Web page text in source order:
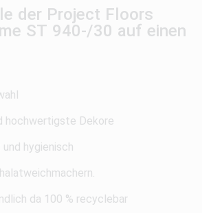
der Project Floors
ST 940-/30 auf einen
hochwertigste Dekore
hygienisch
da 100 % recyclebar